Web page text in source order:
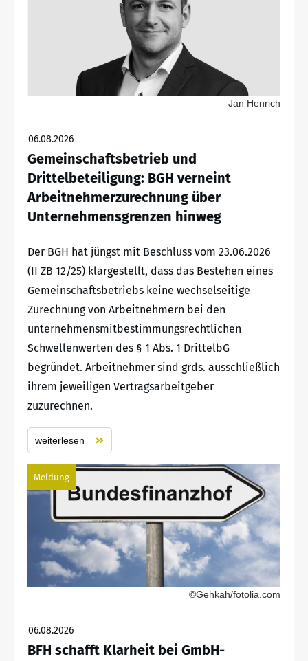
Jan Henrich
06.08.2026
Gemeinschaftsbetrieb und
Drittelbeteiligung: BGH verneint
Arbeitnehmerzurechnung über
Unternehmensgrenzen hinweg
Der BGH hat jüngst mit Beschluss vom 23.06.2026
(II ZB 12/25) klargestellt, dass das Bestehen eines
Gemeinschaftsbetriebs keine wechselseitige
Zurechnung von Arbeitnehmern bei den
unternehmensmitbestimmungsrechtlichen
Schwellenwerten des § 1 Abs. 1 DrittelbG
begründet. Arbeitnehmer sind grds. ausschließlich
ihrem jeweiligen Vertragsarbeitgeber
zuzurechnen.
weiterlesen
Meldung
©Gehkah/fotolia.com
06.08.2026
BFH schafft Klarheit bei GmbH-